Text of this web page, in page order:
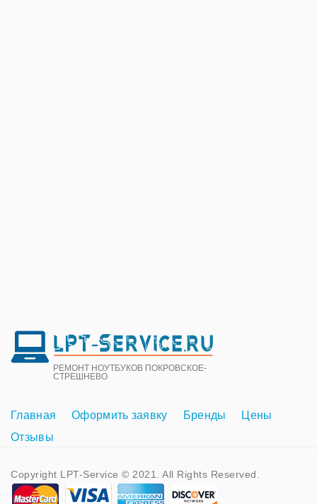
РЕМОНТ НОУТБУКОВ ПОКРОВСКОЕ-
СТРЕШНЕВО
Главная Оформить заявку Бренды
Цены
Отзывы
Copyright LPT-Service © 2021. All Rights Reserved.